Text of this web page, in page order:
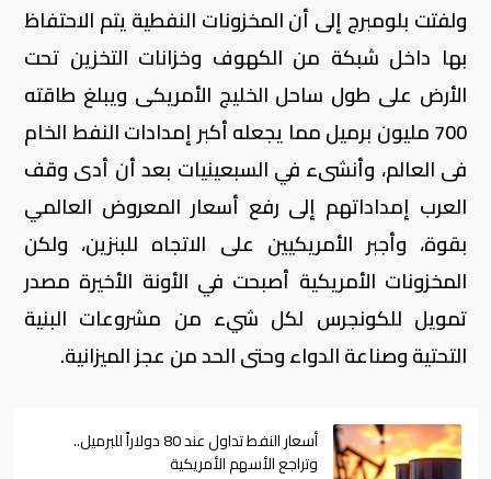
ولفتت بلومبرج إلى أن المخزونات النفطية يتم الاحتفاظ
بها داخل شبكة من الكهوف وخزانات التخزين تحت
الأرض على طول ساحل الخليج الأمريكى ويبلغ طاقته
700 مليون برميل مما يجعله أكبر إمدادات النفط الخام
فى العالم، وأنشىء في السبعينيات بعد أن أدى وقف
العرب إمداداتهم إلى رفع أسعار المعروض العالمي
بقوة، وأجبر الأمريكيين على الاتجاه للبنزين، ولكن
المخزونات الأمريكية أصبحت في الأونة الأخيرة مصدر
تمويل للكونجرس لكل شيء من مشروعات البنية
التحتية وصناعة الدواء وحتى الحد من عجز الميزانية.
أسعار النفط تداول عند 80 دولاراً للبرميل..
وتراجع الأسهم الأمريكية